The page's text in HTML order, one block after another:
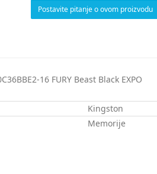
Postavite pitanje o ovom proizvodu
16 FURY Beast Black EXPO
Kingston
Memorije